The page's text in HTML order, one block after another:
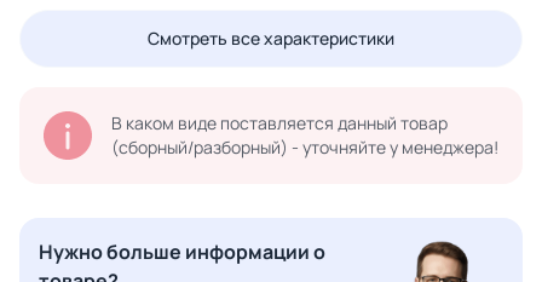
Смотреть все характеристики
В каком виде поставляется данный товар
(сборный/разборный) - уточняйте у менеджера!
Нужно больше информации о